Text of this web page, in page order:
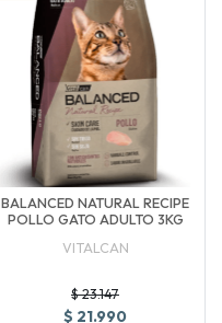
BALANCED NATURAL RECIPE
POLLO GATO ADULTO 3KG
VITALCAN
$ 23.147
$ 21.990